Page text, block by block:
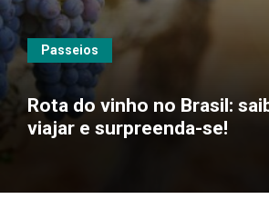
Passeios
Rota do vinho no Brasil:
viajar e surpreenda-se!